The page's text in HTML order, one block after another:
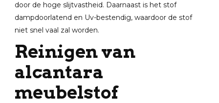
door de hoge slijtvastheid. Daarnaast is het stof
dampdoorlatend en Uv-bestendig, waardoor de stof
niet snel vaal zal worden.
Reinigen van
alcantara
meubelstof